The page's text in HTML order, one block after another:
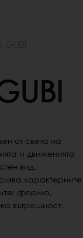
от света на
и движенията
вид.
характерните
форма,
вътрешност.